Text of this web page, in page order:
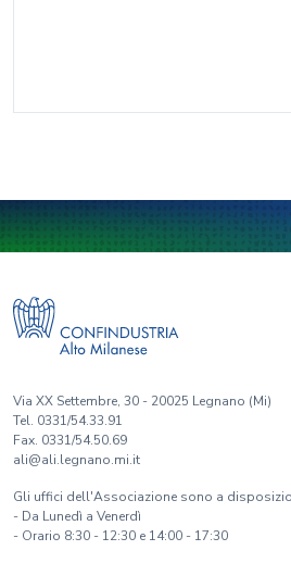
Via XX Settembre, 30 - 20025 Legnano (Mi)
Tel. 0331/54.33.91
Fax. 0331/54.50.69
ali@ali.legnano.mi.it
Gli uffici dell'Associazione sono a
- Da Lunedì a Venerdì
- Orario 8:30 - 12:30 e 14:00 - 17:30